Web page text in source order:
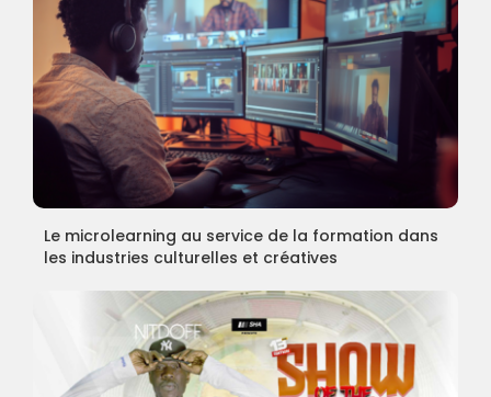
Le microlearning au service de la formation dans
les industries culturelles et créatives